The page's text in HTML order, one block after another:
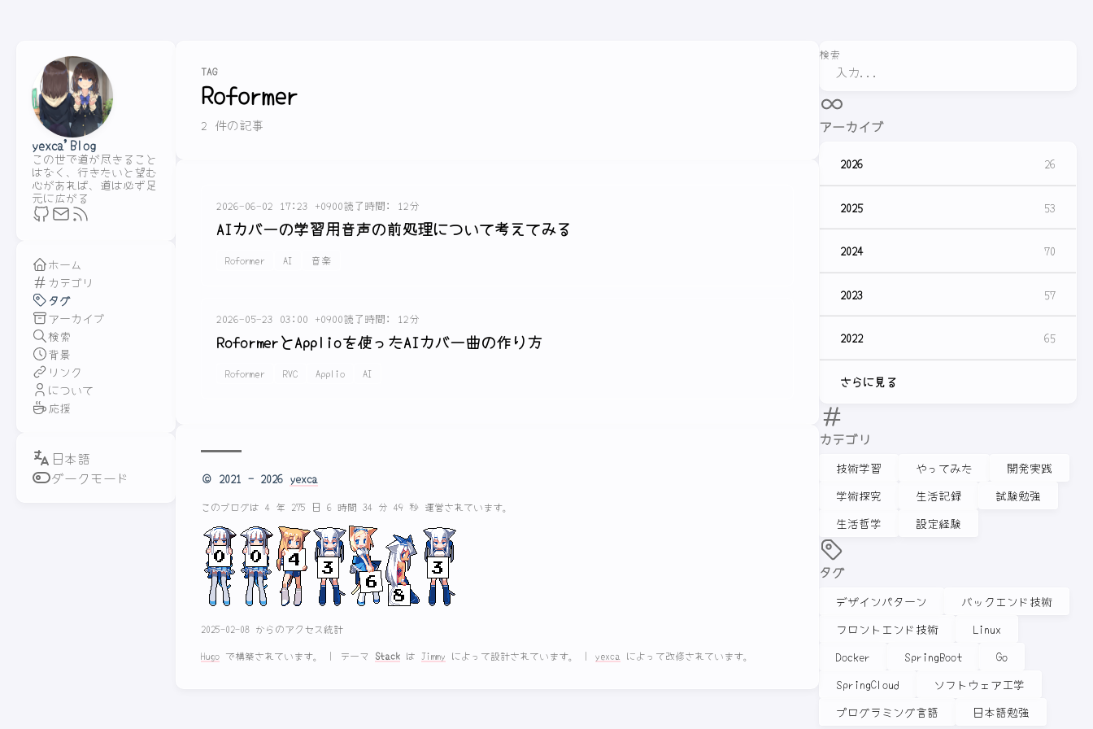
yexca'Blog
この世で道が尽きること
はなく、行きたいと望む
心があれば、道は必ず足
元に広がる
ホーム
カテゴリ
タグ
アーカイブ
検索
背景
リンク
について
応援
ダークモード
検索
アーカイブ
2026 26
2025 53
2024 70
2023 57
2022 65
さらに見る
カテゴリ
技術学習 やってみた
開発実践
学術探究
生活記録
試験勉強
生活哲学
設定経験
タグ
デザインパターン
バックエンド技術
フロントエンド技術
Linux
Docker
SpringBoot
Go
SpringCloud
ソフトウェア工学
プログラミング言語
日本語勉強
TAG
Roformer
2 件の記事
2026-06-02 17:23 +0900読了時間: 12分
AIカバーの学習用音声の前処理について考えてみる
Roformer AI 音楽
2026-05-23 03:00 +0900読了時間: 12分
RoformerとApplioを使ったAIカバー曲の作り方
Roformer RVC Applio AI
© 2021 - 2026 yexca
このブログは 4 年 275 日 6 時間 34 分 50 秒 運営されています。
2025-02-08 からのアクセス統計
Hugoで構築されています。 | テーマ Stackは Jimmy によって設計されています。 | yexca によって改修されています。